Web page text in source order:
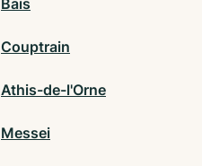
Bais
Couptrain
Athis-de-l'Orne
Messei